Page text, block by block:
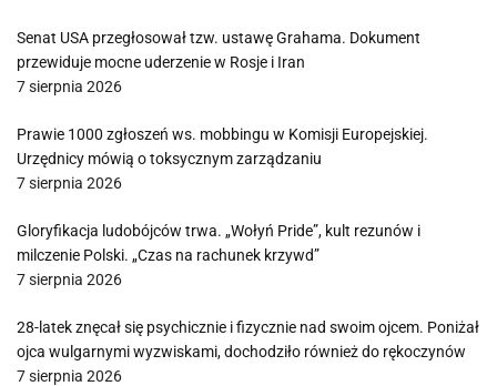
Senat USA przegłosował tzw. ustawę Grahama. Dokument
przewiduje mocne uderzenie w Rosje i Iran
7 sierpnia 2026
Prawie 1000 zgłoszeń ws. mobbingu w Komisji Europejskiej.
Urzędnicy mówią o toksycznym zarządzaniu
7 sierpnia 2026
Gloryfikacja ludobójców trwa. „Wołyń Pride”, kult rezunów i
milczenie Polski. „Czas na rachunek krzywd”
7 sierpnia 2026
28-latek znęcał się psychicznie i fizycznie nad swoim ojcem. Poniżał
ojca wulgarnymi wyzwiskami, dochodziło również do rękoczynów
7 sierpnia 2026